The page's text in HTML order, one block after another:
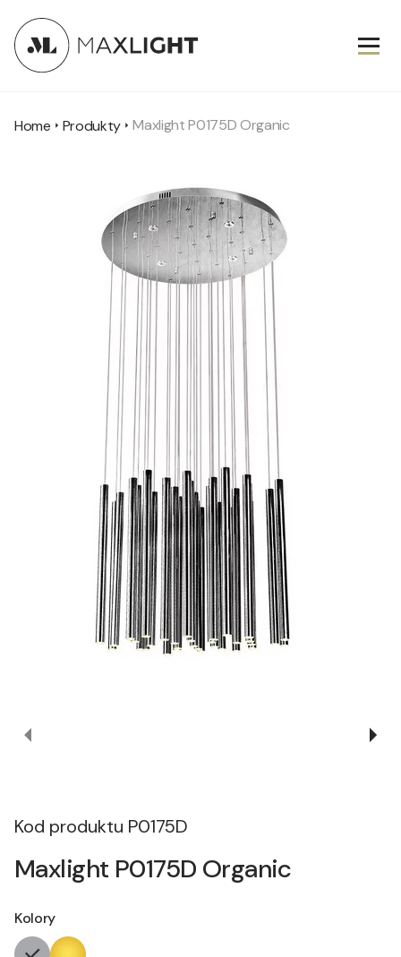
Home Produkty Maxlight P0175D Organic
Kod produktu P0175D
Maxlight P0175D Organic
Kolory